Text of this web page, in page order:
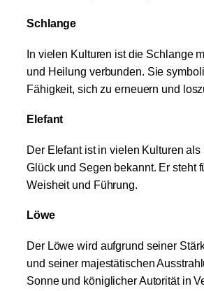
Schlange
In vielen Kulturen ist die Schlange
und Heilung verbunden. Sie
Fähigkeit, sich zu erneuern und
Elefant
Der Elefant ist in vielen Kulturen als
Glück und Segen bekannt. Er steht
Weisheit und Führung.
Löwe
Der Löwe wird aufgrund seiner
und seiner majestätischen
Sonne und königlicher Autorität in